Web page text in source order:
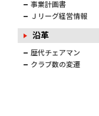
事業計画書
Ｊリーグ経営情報
沿革
歴代チェアマン
クラブ数の変遷